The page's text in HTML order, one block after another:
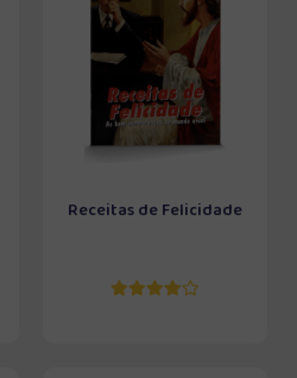
Receitas de Felicidade